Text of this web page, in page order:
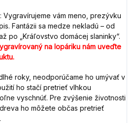
Vygravírujeme vám meno, prezývku
Fantázii sa medze nekladú – od
po „Kráľovstvo domácej slaninky“.
na lopáriku nám uveďte
roky, neodporúčame ho umývať v
ho stačí pretrieť vlhkou
vyschnúť. Pre zvýšenie životnosti
ho môžete občas pretrieť